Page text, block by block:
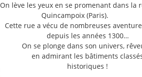
On lève les yeux en se promenant dans la
Quincampoix (Paris).
Cette rue a vécu de nombreuses
depuis les années 1300…
On se plonge dans son univers,
en admirant les bâtiments
historiques !